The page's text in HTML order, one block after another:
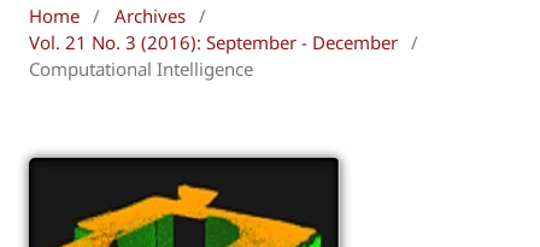
Home / Archives /
Vol. 21 No. 3 (2016): September - December /
Computational Intelligence